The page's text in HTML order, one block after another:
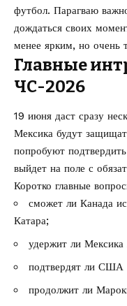
футбол. Парагваю
дождаться своих
менее ярким, но очень
Главные
ЧС-2026
19 июня даст сразу
Мексика будут
попробуют
выйдет на поле с
Коротко главные
сможет ли Канада
Катара;
удержит ли Мексика
подтвердят ли США
продолжит ли